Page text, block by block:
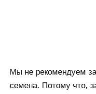
Мы не рекомендуем
семена. Потому что,